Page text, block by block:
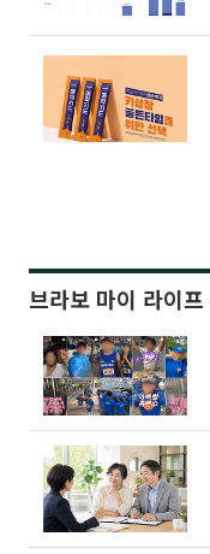
브라보 마이 라이프